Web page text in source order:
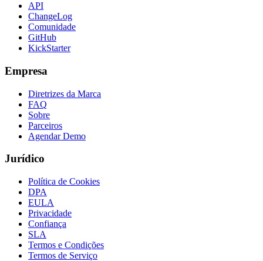
API
ChangeLog
Comunidade
GitHub
KickStarter
Empresa
Diretrizes da Marca
FAQ
Sobre
Parceiros
Agendar Demo
Jurídico
Política de Cookies
DPA
EULA
Privacidade
Confiança
SLA
Termos e Condições
Termos de Serviço